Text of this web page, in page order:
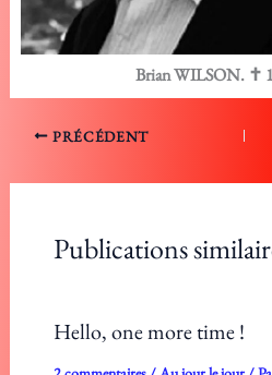
Brian WILSON. ✝
PRÉCÉDENT
Publications
Hello, one more time !